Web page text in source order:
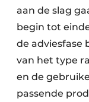
aan de slag
begin tot
de adviesfase
van het type
en de
passende